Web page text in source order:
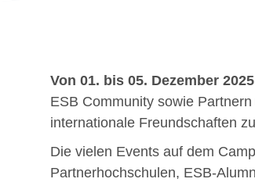
Von 01. bis 05. Dezember 2025
ESB Community sowie
internationale Freundschaften
Die vielen Events auf dem
Partnerhochschulen, ESB-